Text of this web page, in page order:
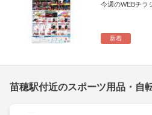
新着
今週のWEBチラ
苗穂駅付近のスポーツ用品・自